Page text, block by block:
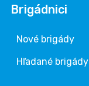
Brigádnici
Nové brigády
Hľadané brigády